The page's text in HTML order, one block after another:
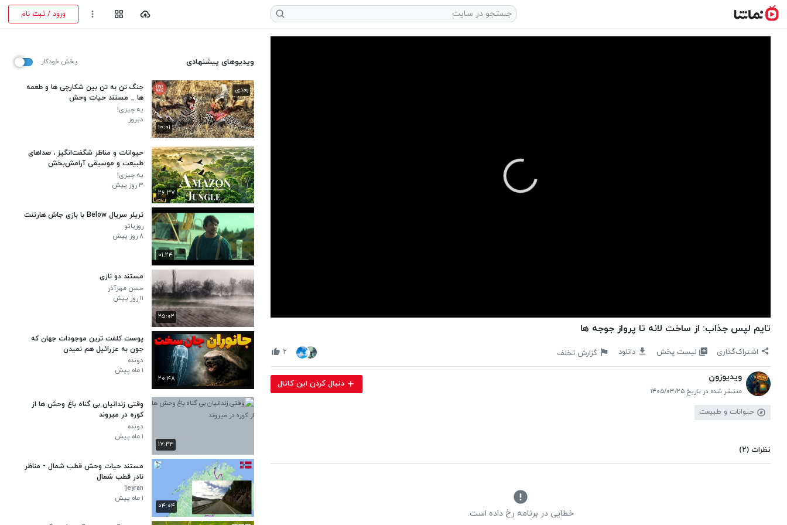
ورود / ثبت نام
تایم لپس جذاب: از ساخت لانه تا پرواز جوجه ها
اشتراک‌گذاری لیست پخش دانلود گزارش تخلف ۲
ویدیوزون
منتشر شده در تاریخ ۱۴۰۵/۰۳/۲۵
دنبال کردن این کانال
حیوانات و طبیعت
نظرات (۲)
خطایی در برنامه رخ داده است.
ویدیوهای پیشنهادی پخش خودکار
۱۰:۰۱
بعدی
جنگ تن به تن بین شکارچی ها و طعمه
ها _ مستند حیات وحش
یه چیزی!
دیروز
۲۶:۳۷
حیوانات و مناظر شگفت‌انگیز ، صداهای
طبیعت و موسیقی آرامش‌بخش
یه چیزی!
۳ روز پیش
۰۱:۲۴
تریلر سریال Below با بازی جاش هارتنت
روزیاتو
۸ روز پیش
۲۵:۰۲
مستند دو نازی
حسن مهرآذر
۱۱ روز پیش
۲۰:۴۸
پوست کلفت ترین موجودات جهان که
جون به عزرائیل هم نمیدن
دونده
۱ ماه پیش
۱۷:۳۴
وقتی زندانیان بی گناه باغ وحش ها از
کوره در میروند
دونده
۱ ماه پیش
۰۴:۰۴
مستند حیات وحش قطب شمال - مناظر
نادر قطب شمال
jeyran
۱ ماه پیش